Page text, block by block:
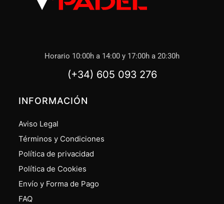
Horario 10:00h a 14:00 y 17:00h a 20:30h
(+34) 605 093 276
INFORMACIÓN
Aviso Legal
Términos y Condiciones
Política de privacidad
Política de Cookies
Envío y Forma de Pago
FAQ